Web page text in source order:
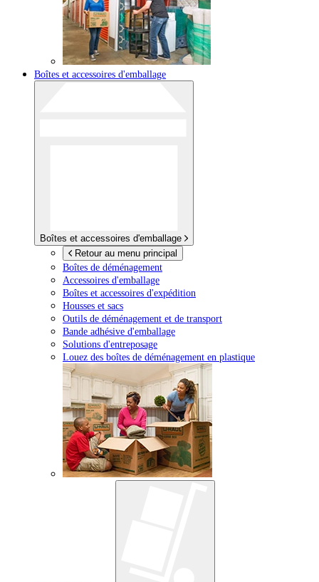
Boîtes et accessoires d'emballage
Boîtes et accessoires d'emballage
Retour au menu principal
Boîtes de déménagement
Accessoires d'emballage
Boîtes et accessoires d'expédition
Housses et sacs
Outils de déménagement et de transport
Bande adhésive d'emballage
Solutions d'entreposage
Louez des boîtes de déménagement en plastique